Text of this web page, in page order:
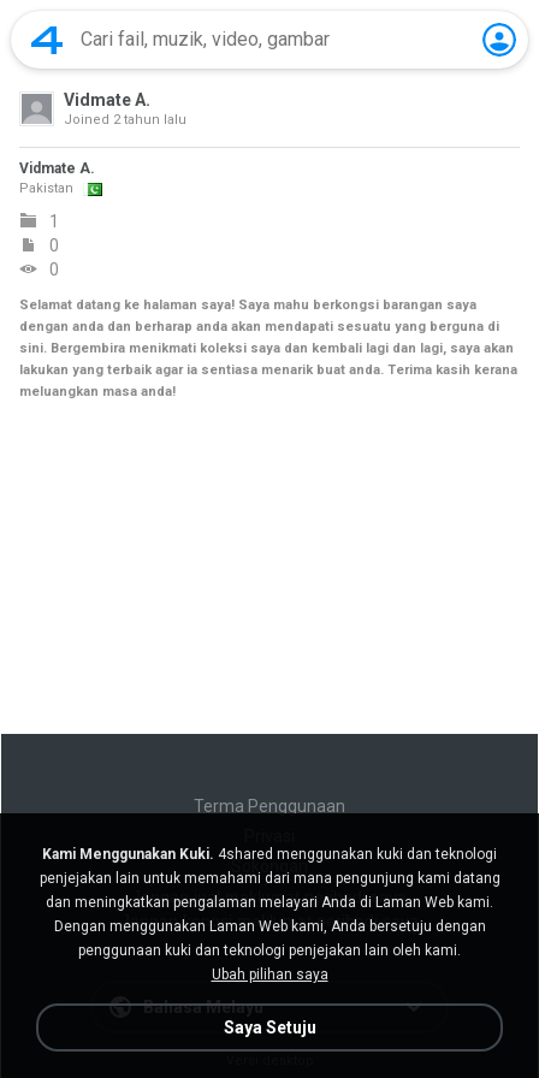
Vidmate A.
Joined 2 tahun lalu
Vidmate A.
Pakistan
1
0
0
Selamat datang ke halaman saya! Saya mahu berkongsi barangan saya
dengan anda dan berharap anda akan mendapati sesuatu yang berguna di
sini. Bergembira menikmati koleksi saya dan kembali lagi dan lagi, saya akan
lakukan yang terbaik agar ia sentiasa menarik buat anda. Terima kasih kerana
meluangkan masa anda!
Terma Penggunaan
Jangan jual maklumat peribadi saya
Jangan kongsi maklumat peribadi saya
Bahasa Melayu
Kami Menggunakan Kuki. 4shared menggunakan kuki dan teknologi
penjejakan lain untuk memahami dari mana pengunjung kami datang
dan meningkatkan pengalaman melayari Anda di Laman Web kami.
Dengan menggunakan Laman Web kami, Anda bersetuju dengan
penggunaan kuki dan teknologi penjejakan lain oleh kami.
Ubah pilihan saya
Saya Setuju